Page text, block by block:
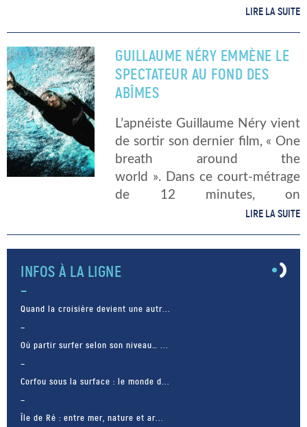
le FIDOM est de retour au
LIRE LA SUITE
GUILLAUME NÉRY EMMÈNE LE
SPECTATEUR AU FOND DES
ABÎMES
L’apnéiste Guillaume Néry vient
de sortir son dernier film, « One
breath around the
world ». Dans ce court-métrage
de 12 minutes, on
voit l’apnéiste français nager
et des baleines. Son film
dépasse les 2 millions de vues
LIRE LA SUITE
INFOS À LA LIGNE
Quand la croisière devient une autr...
Où partir surfer selon son niveau… ...
Corfou sous la surface : le monde d...
Île de Ré : entre mer, nature et ar...